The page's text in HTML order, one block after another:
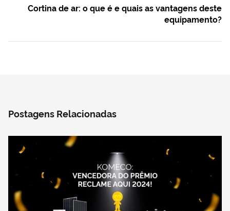
Cortina de ar: o que é e quais as vantagens deste
equipamento?
Postagens Relacionadas